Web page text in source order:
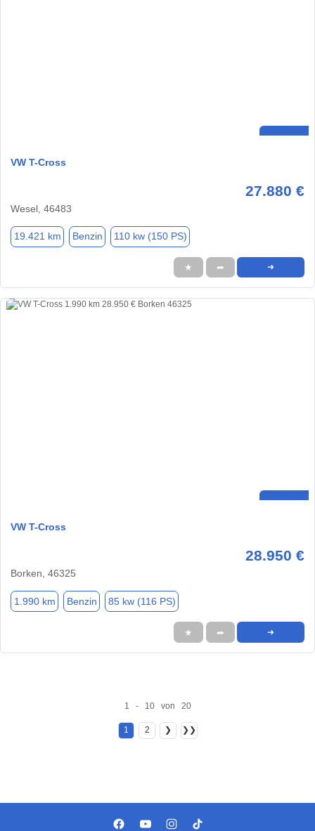
VW T-Cross
27.880 €
Wesel, 46483
19.421 km Benzin 110 kw (150 PS)
★ ➦ ➜
VW T-Cross
28.950 €
Borken, 46325
1.990 km Benzin 85 kw (116 PS)
★ ➦ ➜
1 - 10 von 20
1 2 ❯ ❯❯